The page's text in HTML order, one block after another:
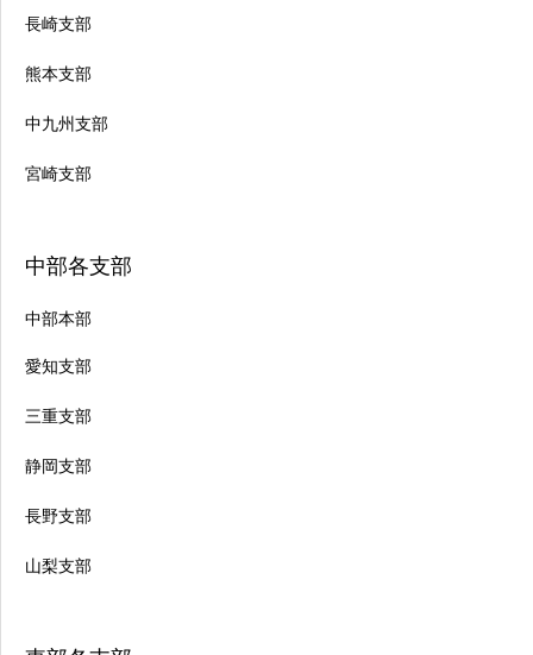
長崎支部
熊本支部
中九州支部
宮崎支部
中部各支部
中部本部
愛知支部
三重支部
静岡支部
長野支部
山梨支部